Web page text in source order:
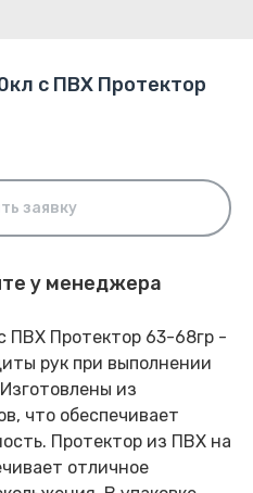
с ПВХ Протектор
заявку
у менеджера
ПВХ Протектор 63-68гр -
рук при выполнении
из
что обеспечивает
Протектор из ПВХ на
отличное